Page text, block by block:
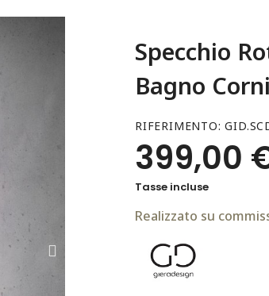
Specchio
Bagno
RIFERIMENTO
399,00
Tasse incluse
Realizzato su